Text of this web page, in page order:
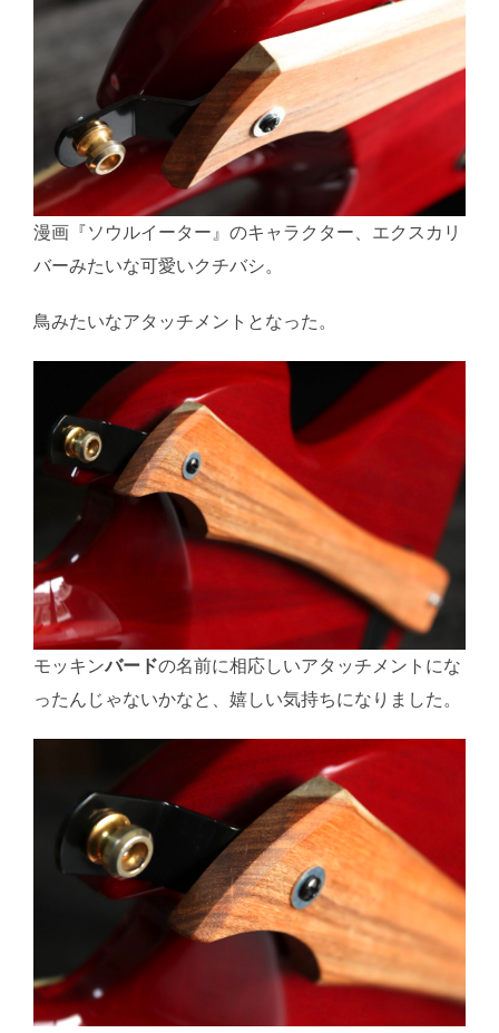
漫画『ソウルイーター』のキャラクター、エクスカリ
バーみたいな可愛いクチバシ。
鳥みたいなアタッチメントとなった。
モッキンバードの名前に相応しいアタッチメントにな
ったんじゃないかなと、嬉しい気持ちになりました。